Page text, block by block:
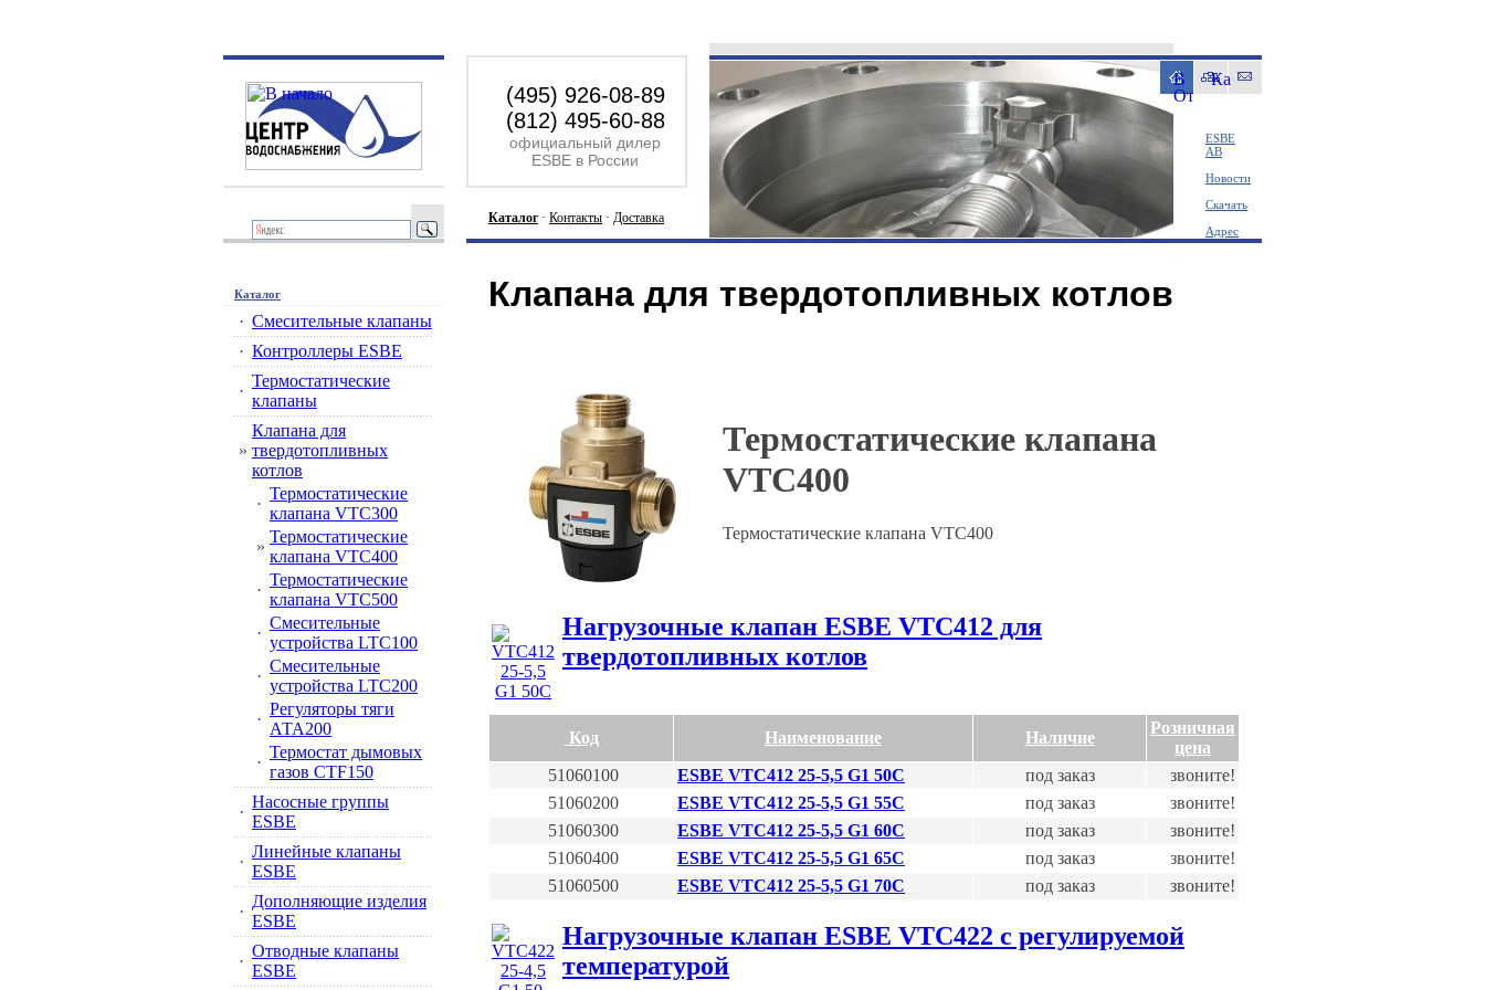
(495) 926-08-89
(812) 495-60-88
официальный дилер
ESBE в России
ESBE
AB
Новости
Скачать
Адрес
Каталог· Контакты · Доставка
Каталог
· Смесительные клапаны
· Контроллеры ESBE
·
Термостатические
клапаны
»
Клапана для
твердотопливных
котлов
·
Термостатические
клапана VTC300
»
Термостатические
клапана VTC400
·
Термостатические
клапана VTC500
·
Смесительные
устройства LTC100
·
Смесительные
устройства LTC200
·
Регуляторы тяги
АТА200
·
Термостат дымовых
газов CTF150
·
Насосные группы
ESBE
·
Линейные клапаны
ESBE
·
Дополняющие изделия
ESBE
·
Отводные клапаны
ESBE
Клапана для твердотопливных котлов
Термостатические клапана
VTC400
Термостатические клапана VTC400
Нагрузочные клапан ESBE VTC412 для
твердотопливных котлов
Код Наименование Наличие
Розничная
цена
51060100
ESBE VTC412 25-5,5 G1 50C под заказ
звоните!
51060200
ESBE VTC412 25-5,5 G1 55C под заказ
звоните!
51060300
ESBE VTC412 25-5,5 G1 60C под заказ
звоните!
51060400
ESBE VTC412 25-5,5 G1 65C под заказ
звоните!
51060500
ESBE VTC412 25-5,5 G1 70C под заказ звоните!
Нагрузочные клапан ESBE VTC422 с регулируемой
температурой